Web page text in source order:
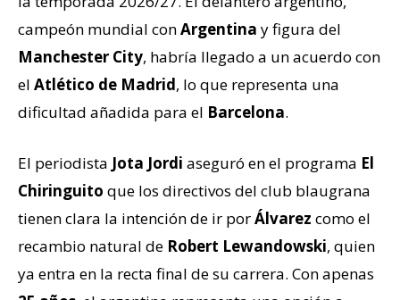
campeón mundial conArgentina y figura del
Manchester City, habría llegado a un acuerdo con
el Atlético de Madrid, lo que representa una
dificultad añadida para el Barcelona.
El periodista Jota Jordi aseguró en el programa El
Chiringuito que los directivos del club blaugrana
tienen clara la intención de ir porÁlvarez como el
recambio natural de Robert Lewandowski, quien
ya entra en la recta final de su carrera. Con apenas